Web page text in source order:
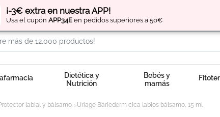
¡-3€ extra en nuestra APP!
Usa el cupón APP34E en pedidos superiores a 50€
Regístratey obtén
Dietética y
Nutrición
Bebés y
mamás
labial y bálsamo Uriage Bariederm cica labios bálsamo, 15 ml